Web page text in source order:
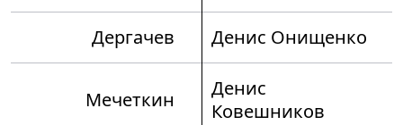
Дергачев Денис Онищенко
Мечеткин
Денис
Ковешников